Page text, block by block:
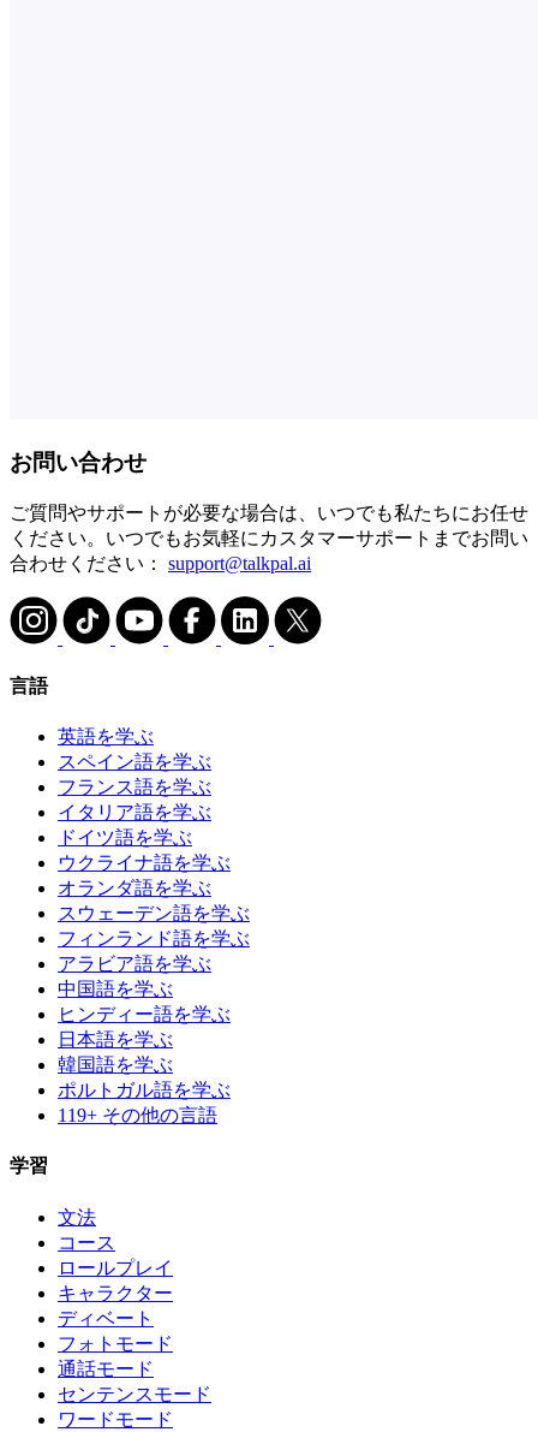
お問い合わせ
ご質問やサポートが必要な場合は、いつでも私たちにお任せ
ください。いつでもお気軽にカスタマーサポートまでお問い
合わせください： support@talkpal.ai
言語
英語を学ぶ
スペイン語を学ぶ
フランス語を学ぶ
イタリア語を学ぶ
ドイツ語を学ぶ
ウクライナ語を学ぶ
オランダ語を学ぶ
スウェーデン語を学ぶ
フィンランド語を学ぶ
アラビア語を学ぶ
中国語を学ぶ
ヒンディー語を学ぶ
日本語を学ぶ
韓国語を学ぶ
ポルトガル語を学ぶ
119+ その他の言語
学習
文法
コース
ロールプレイ
キャラクター
ディベート
フォトモード
通話モード
センテンスモード
ワードモード